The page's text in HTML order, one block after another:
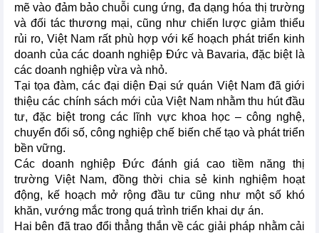
mẽ vào đảm bảo chuỗi cung ứng, đa dạng hóa thị trường
và đối tác thương mại, cũng như chiến lược giảm thiểu
rủi ro, Việt Nam rất phù hợp với kế hoạch phát triển kinh
doanh của các doanh nghiệp Đức và Bavaria, đặc biệt là
các doanh nghiệp vừa và nhỏ.
Tại tọa đàm, các đại diện Đại sứ quán Việt Nam đã giới
thiệu các chính sách mới của Việt Nam nhằm thu hút đầu
tư, đặc biệt trong các lĩnh vực khoa học – công nghệ,
chuyển đổi số, công nghiệp chế biến chế tạo và phát triển
bền vững.
Các doanh nghiệp Đức đánh giá cao tiềm năng thị
trường Việt Nam, đồng thời chia sẻ kinh nghiệm hoạt
động, kế hoạch mở rộng đầu tư cũng như một số khó
khăn, vướng mắc trong quá trình triển khai dự án.
Hai bên đã trao đổi thẳng thắn về các giải pháp nhằm cải